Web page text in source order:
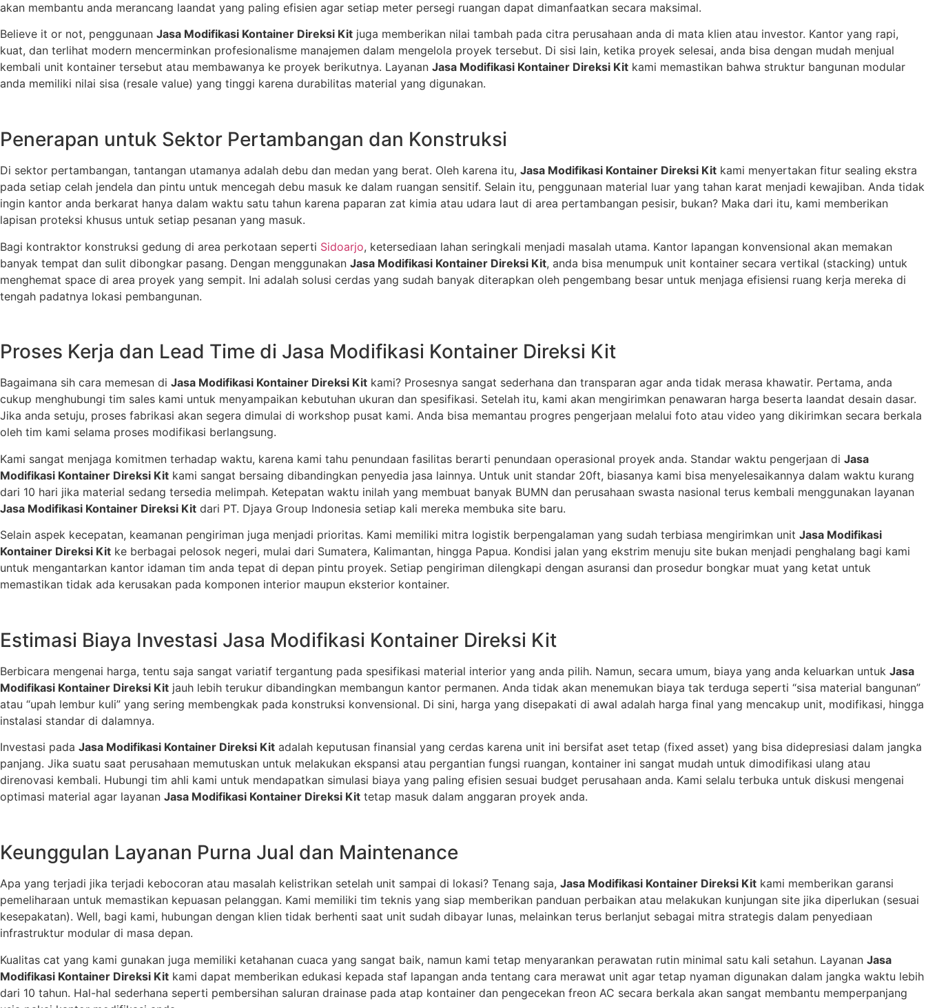
akan membantu anda merancang laandat yang paling efisien agar setiap meter persegi ruangan dapat dimanfaatkan secara maksimal.
Believe it or not, penggunaan Jasa Modifikasi Kontainer Direksi Kit juga memberikan nilai tambah pada citra perusahaan anda di mata klien atau investor. Kantor yang rapi,
kuat, dan terlihat modern mencerminkan profesionalisme manajemen dalam mengelola proyek tersebut. Di sisi lain, ketika proyek selesai, anda bisa dengan mudah menjual
kembali unit kontainer tersebut atau membawanya ke proyek berikutnya. Layanan Jasa Modifikasi Kontainer Direksi Kit kami memastikan bahwa struktur bangunan modular
anda memiliki nilai sisa (resale value) yang tinggi karena durabilitas material yang digunakan.
Penerapan untuk Sektor Pertambangan dan Konstruksi
Di sektor pertambangan, tantangan utamanya adalah debu dan medan yang berat. Oleh karena itu, Jasa Modifikasi Kontainer Direksi Kit kami menyertakan fitur sealing ekstra
pada setiap celah jendela dan pintu untuk mencegah debu masuk ke dalam ruangan sensitif. Selain itu, penggunaan material luar yang tahan karat menjadi kewajiban. Anda tidak
ingin kantor anda berkarat hanya dalam waktu satu tahun karena paparan zat kimia atau udara laut di area pertambangan pesisir, bukan? Maka dari itu, kami memberikan
lapisan proteksi khusus untuk setiap pesanan yang masuk.
Bagi kontraktor konstruksi gedung di area perkotaan seperti Sidoarjo, ketersediaan lahan seringkali menjadi masalah utama. Kantor lapangan konvensional akan memakan
banyak tempat dan sulit dibongkar pasang. Dengan menggunakan Jasa Modifikasi Kontainer Direksi Kit, anda bisa menumpuk unit kontainer secara vertikal (stacking) untuk
menghemat space di area proyek yang sempit. Ini adalah solusi cerdas yang sudah banyak diterapkan oleh pengembang besar untuk menjaga efisiensi ruang kerja mereka di
tengah padatnya lokasi pembangunan.
Proses Kerja dan Lead Time di Jasa Modifikasi Kontainer Direksi Kit
Bagaimana sih cara memesan di Jasa Modifikasi Kontainer Direksi Kit kami? Prosesnya sangat sederhana dan transparan agar anda tidak merasa khawatir. Pertama, anda
cukup menghubungi tim sales kami untuk menyampaikan kebutuhan ukuran dan spesifikasi. Setelah itu, kami akan mengirimkan penawaran harga beserta laandat desain dasar.
Jika anda setuju, proses fabrikasi akan segera dimulai di workshop pusat kami. Anda bisa memantau progres pengerjaan melalui foto atau video yang dikirimkan secara berkala
oleh tim kami selama proses modifikasi berlangsung.
Kami sangat menjaga komitmen terhadap waktu, karena kami tahu penundaan fasilitas berarti penundaan operasional proyek anda. Standar waktu pengerjaan di Jasa
Modifikasi Kontainer Direksi Kit kami sangat bersaing dibandingkan penyedia jasa lainnya. Untuk unit standar 20ft, biasanya kami bisa menyelesaikannya dalam waktu kurang
dari 10 hari jika material sedang tersedia melimpah. Ketepatan waktu inilah yang membuat banyak BUMN dan perusahaan swasta nasional terus kembali menggunakan layanan
Jasa Modifikasi Kontainer Direksi Kit dari PT. Djaya Group Indonesia setiap kali mereka membuka site baru.
Selain aspek kecepatan, keamanan pengiriman juga menjadi prioritas. Kami memiliki mitra logistik berpengalaman yang sudah terbiasa mengirimkan unit Jasa Modifikasi
Kontainer Direksi Kit ke berbagai pelosok negeri, mulai dari Sumatera, Kalimantan, hingga Papua. Kondisi jalan yang ekstrim menuju site bukan menjadi penghalang bagi kami
untuk mengantarkan kantor idaman tim anda tepat di depan pintu proyek. Setiap pengiriman dilengkapi dengan asuransi dan prosedur bongkar muat yang ketat untuk
memastikan tidak ada kerusakan pada komponen interior maupun eksterior kontainer.
Estimasi Biaya Investasi Jasa Modifikasi Kontainer Direksi Kit
Berbicara mengenai harga, tentu saja sangat variatif tergantung pada spesifikasi material interior yang anda pilih. Namun, secara umum, biaya yang anda keluarkan untuk Jasa
Modifikasi Kontainer Direksi Kit jauh lebih terukur dibandingkan membangun kantor permanen. Anda tidak akan menemukan biaya tak terduga seperti “sisa material bangunan”
atau “upah lembur kuli” yang sering membengkak pada konstruksi konvensional. Di sini, harga yang disepakati di awal adalah harga final yang mencakup unit, modifikasi, hingga
instalasi standar di dalamnya.
Investasi pada Jasa Modifikasi Kontainer Direksi Kit adalah keputusan finansial yang cerdas karena unit ini bersifat aset tetap (fixed asset) yang bisa didepresiasi dalam jangka
panjang. Jika suatu saat perusahaan memutuskan untuk melakukan ekspansi atau pergantian fungsi ruangan, kontainer ini sangat mudah untuk dimodifikasi ulang atau
direnovasi kembali. Hubungi tim ahli kami untuk mendapatkan simulasi biaya yang paling efisien sesuai budget perusahaan anda. Kami selalu terbuka untuk diskusi mengenai
optimasi material agar layanan Jasa Modifikasi Kontainer Direksi Kit tetap masuk dalam anggaran proyek anda.
Keunggulan Layanan Purna Jual dan Maintenance
Apa yang terjadi jika terjadi kebocoran atau masalah kelistrikan setelah unit sampai di lokasi? Tenang saja, Jasa Modifikasi Kontainer Direksi Kit kami memberikan garansi
pemeliharaan untuk memastikan kepuasan pelanggan. Kami memiliki tim teknis yang siap memberikan panduan perbaikan atau melakukan kunjungan site jika diperlukan (sesuai
kesepakatan). Well, bagi kami, hubungan dengan klien tidak berhenti saat unit sudah dibayar lunas, melainkan terus berlanjut sebagai mitra strategis dalam penyediaan
infrastruktur modular di masa depan.
Kualitas cat yang kami gunakan juga memiliki ketahanan cuaca yang sangat baik, namun kami tetap menyarankan perawatan rutin minimal satu kali setahun. Layanan Jasa
Modifikasi Kontainer Direksi Kit kami dapat memberikan edukasi kepada staf lapangan anda tentang cara merawat unit agar tetap nyaman digunakan dalam jangka waktu lebih
dari 10 tahun. Hal-hal sederhana seperti pembersihan saluran drainase pada atap kontainer dan pengecekan freon AC secara berkala akan sangat membantu memperpanjang